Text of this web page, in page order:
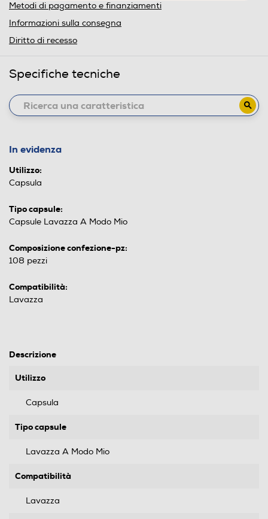
Metodi di pagamento e finanziamenti
Informazioni sulla consegna
Diritto di recesso
Specifiche tecniche
In evidenza
Utilizzo:
Capsula
Tipo capsule:
Capsule Lavazza A Modo Mio
Composizione confezione-pz:
108 pezzi
Compatibilità:
Lavazza
Descrizione
Utilizzo
Capsula
Tipo capsule
Lavazza A Modo Mio
Compatibilità
Lavazza